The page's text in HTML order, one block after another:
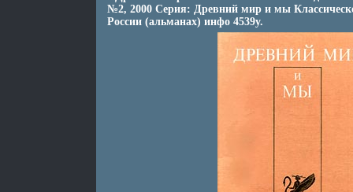
№2, 2000 Серия: Древний мир и мы
России (альманах) инфо 4539y.